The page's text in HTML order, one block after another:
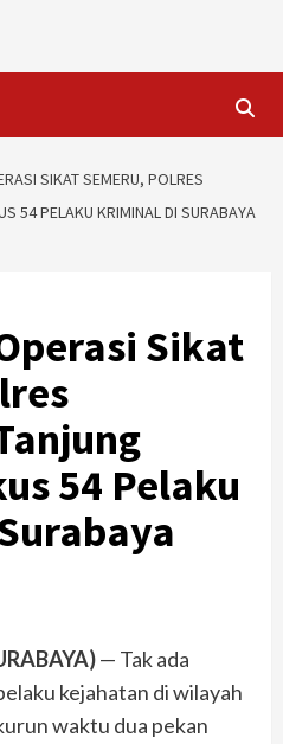
SIKAT SEMERU, POLRES
54 PELAKU KRIMINAL DI SURABAYA
Sikat
54 Pelaku
— Tak ada
kejahatan di wilayah
waktu dua pekan